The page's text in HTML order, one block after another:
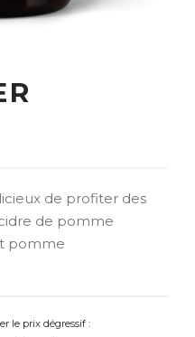
de profiter des
de pomme
pomme
le prix dégressif :